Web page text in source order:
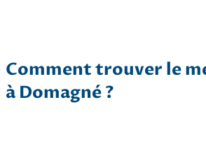
Comment trouver le
à Domagné ?